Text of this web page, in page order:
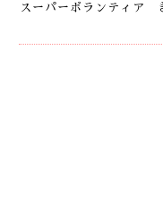
スーパーボランティア